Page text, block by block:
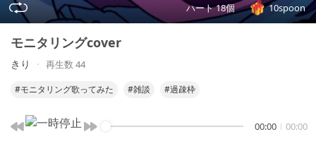
ハート 18個 10spoon
モニタリングcover
きり 再生数 44
#モニタリング歌ってみた #雑談 #過疎枠
00:00 00:00